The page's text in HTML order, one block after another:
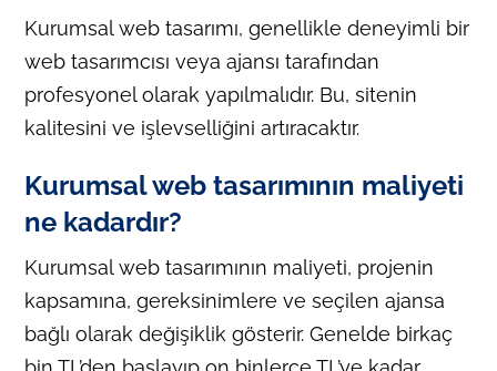
Kurumsal web tasarımı, genellikle deneyimli bir
web tasarımcısı veya ajansı tarafından
profesyonel olarak yapılmalıdır. Bu, sitenin
kalitesini ve işlevselliğini artıracaktır.
Kurumsal web tasarımının maliyeti
ne kadardır?
Kurumsal web tasarımının maliyeti, projenin
kapsamına, gereksinimlere ve seçilen ajansa
bağlı olarak değişiklik gösterir. Genelde birkaç